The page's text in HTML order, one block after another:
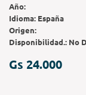
Año:
Idioma: España
Origen:
Disponibilidad.: No
Gs 24.000